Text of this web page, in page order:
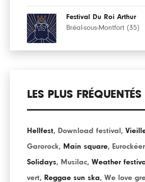
Festival Du Roi Arthur
Bréal-sous-Montfort (35)
LES PLUS FRÉQUENTÉS
Hellfest, Download festival ,
Garorock, Main square,
Solidays, Musilac, Weather
vert, Reggae sun ska, We love